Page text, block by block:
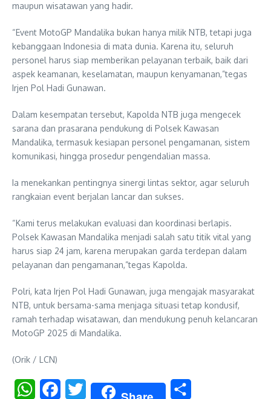
maupun wisatawan yang hadir.
“Event MotoGP Mandalika bukan hanya milik NTB, tetapi juga
kebanggaan Indonesia di mata dunia. Karena itu, seluruh
personel harus siap memberikan pelayanan terbaik, baik dari
aspek keamanan, keselamatan, maupun kenyamanan,”tegas
Irjen Pol Hadi Gunawan.
Dalam kesempatan tersebut, Kapolda NTB juga mengecek
sarana dan prasarana pendukung di Polsek Kawasan
Mandalika, termasuk kesiapan personel pengamanan, sistem
komunikasi, hingga prosedur pengendalian massa.
Ia menekankan pentingnya sinergi lintas sektor, agar seluruh
rangkaian event berjalan lancar dan sukses.
“Kami terus melakukan evaluasi dan koordinasi berlapis.
Polsek Kawasan Mandalika menjadi salah satu titik vital yang
harus siap 24 jam, karena merupakan garda terdepan dalam
pelayanan dan pengamanan,”tegas Kapolda.
Polri, kata Irjen Pol Hadi Gunawan, juga mengajak masyarakat
NTB, untuk bersama-sama menjaga situasi tetap kondusif,
ramah terhadap wisatawan, dan mendukung penuh kelancaran
MotoGP 2025 di Mandalika.
(Orik / LCN)
WhatsAppFacebookTwitter